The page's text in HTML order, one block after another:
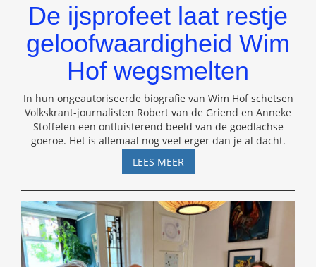
De ijsprofeet laat restje
geloofwaardigheid Wim
Hof wegsmelten
In hun ongeautoriseerde biografie van Wim Hof schetsen
Volkskrant-journalisten Robert van de Griend en Anneke
Stoffelen een ontluisterend beeld van de goedlachse
goeroe. Het is allemaal nog veel erger dan je al dacht.
LEES MEERDE
IJSPROFEET
LAAT
RESTJE
GELOOFWAARDIGHEID
WIM
HOF
WEGSMELTEN